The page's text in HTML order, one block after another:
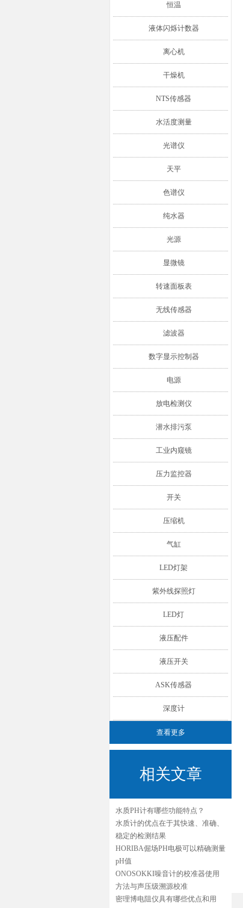
恒温
液体闪烁计数器
离心机
干燥机
NTS传感器
水活度测量
光谱仪
天平
色谱仪
纯水器
光源
显微镜
转速面板表
无线传感器
滤波器
数字显示控制器
电源
放电检测仪
潜水排污泵
工业内窥镜
压力监控器
开关
压缩机
气缸
LED灯架
紫外线探照灯
LED灯
液压配件
液压开关
ASK传感器
深度计
查看更多
相关文章
水质PH计有哪些功能特点？
水质计的优点在于其快速、准确、
稳定的检测结果
HORIBA倔场PH电极可以精确测量
pH值
ONOSOKKI噪音计的校准器使用
方法与声压级溯源校准
密理博电阻仪具有哪些优点和用